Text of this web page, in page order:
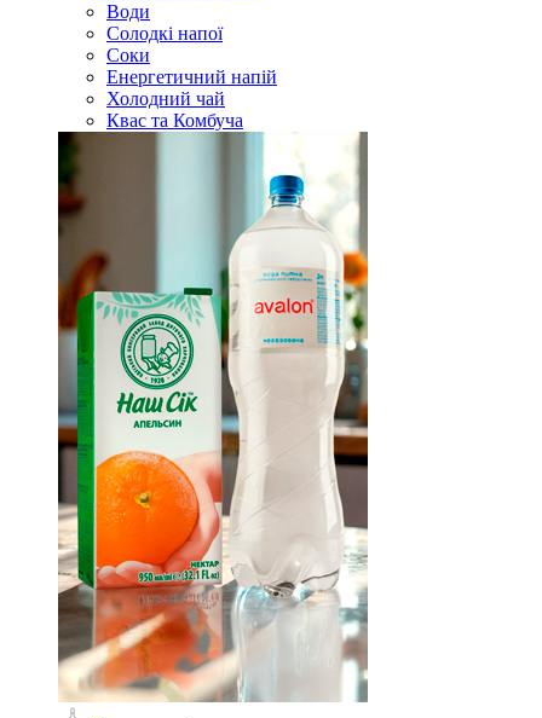
Води
Солодкі напої
Соки
Енергетичний напій
Холодний чай
Квас та Комбуча